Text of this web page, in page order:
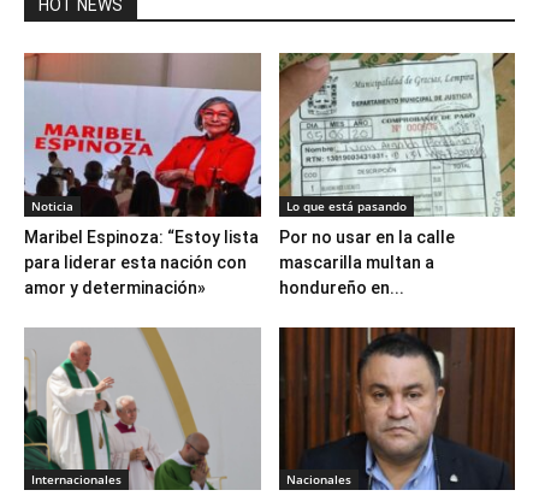
HOT NEWS
Noticia
Maribel Espinoza: “Estoy lista
para liderar esta nación con
amor y determinación»
Lo que está pasando
Por no usar en la calle
mascarilla multan a
hondureño en...
Internacionales Nacionales